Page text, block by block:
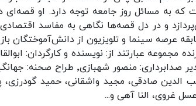
که به مسائل روز جامعه توجه دارد. او
و در دل قصه‌ها نگاهی به مفاسد
عرصه سینما و تلویزیون از
مجموعه عبارتند از: نویسنده و کارگردان:
صالحیان، مدیر صدابرداری:
الدین صادقی، مجید واشقانی، حمید گودرزی،
غروی، النا آهی و...